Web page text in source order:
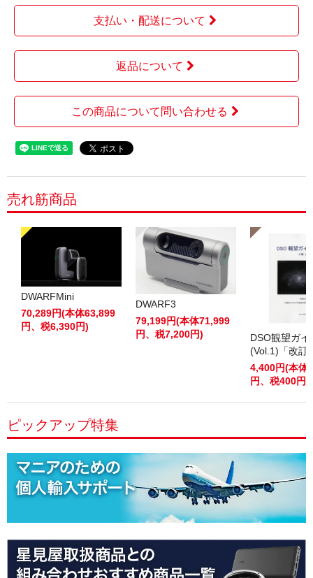
支払い・配送について
返品について
この商品について問い合わせる
売れ筋商品
DWARFMini
70,289円(本体63,899
円、税6,390円)
DWARF3
79,199円(本体71,999
円、税7,200円)
DSO観望ガ
(Vol.1)「改訂
4,400円(本体
円、税400円)
ピックアップ特集